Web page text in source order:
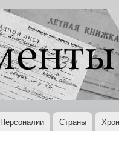
Персоналии Страны